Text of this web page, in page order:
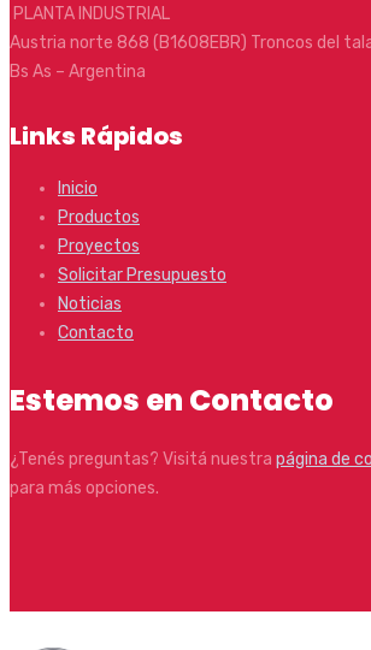
PLANTA INDUSTRIAL
Austria norte 868 (B1608EBR) Troncos del
Bs As – Argentina
Links Rápidos
Inicio
Productos
Proyectos
Solicitar Presupuesto
Noticias
Contacto
Estemos en Contacto
¿Tenés preguntas? Visitá nuestra página de
para más opciones.